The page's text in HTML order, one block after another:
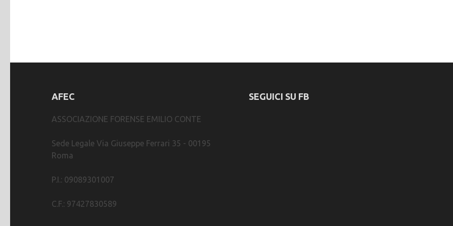
AFEC
ASSOCIAZIONE FORENSE EMILIO CONTE
Sede Legale Via Giuseppe Ferrari 35 - 00195
Roma
P.I.: 09089301007
C.F.: 97427830589
SEGUICI SU FB